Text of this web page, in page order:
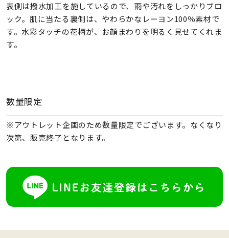
表側は撥水加工を施しているので、雨や汚れをしっかりブロ
ック。肌に当たる裏側は、やわらかなレーヨン100％素材で
す。水彩タッチの花柄が、お顔まわりを明るく見せてくれま
す。
数量限定
※アウトレット企画のため数量限定でございます。なくなり
次第、販売終了となります。